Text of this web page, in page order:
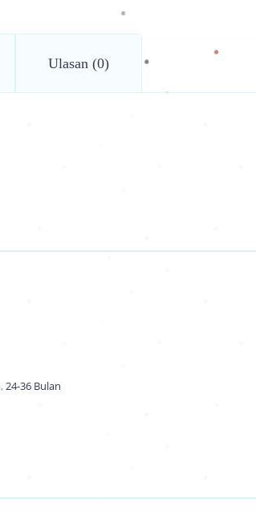
Ulasan (0)
, 24-36 Bulan